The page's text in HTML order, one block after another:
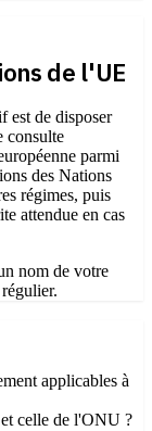
de l'UE
est de disposer
consulte
parmi
des Nations
régimes, puis
attendue en cas
nom de votre
applicables à
celle de l'ONU ?